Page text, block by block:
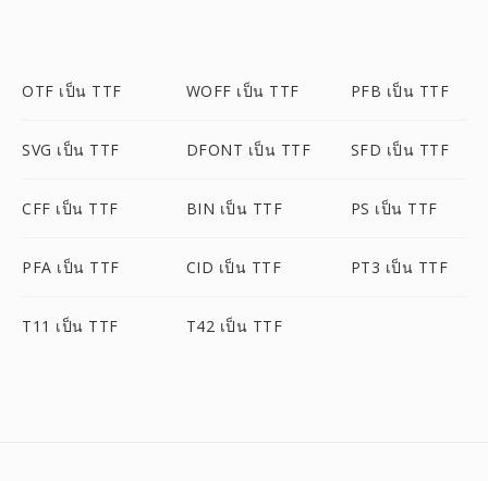
OTF เป็น TTF WOFF เป็น TTF PFB เป็น TTF
SVG เป็น TTF DFONT เป็น TTF SFD เป็น TTF
CFF เป็น TTF BIN เป็น TTF PS เป็น TTF
PFA เป็น TTF CID เป็น TTF PT3 เป็น TTF
T11 เป็น TTF T42 เป็น TTF